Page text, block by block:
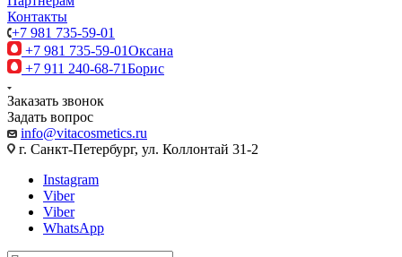
Контакты
+7 981 735-59-01
+7 981 735-59-01Оксана
+7 911 240-68-71Борис
Заказать звонок
Задать вопрос
info@vitacosmetics.ru
г. Санкт-Петербург, ул. Коллонтай 31-2
Instagram
Viber
Viber
WhatsApp